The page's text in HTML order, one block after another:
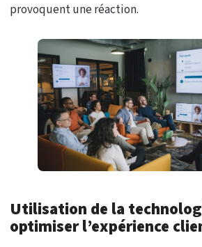
provoquent une réaction.
Utilisation de la
optimiser l’expérience